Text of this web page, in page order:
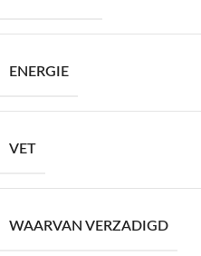
ENERGIE
VET
WAARVAN VERZADIGD